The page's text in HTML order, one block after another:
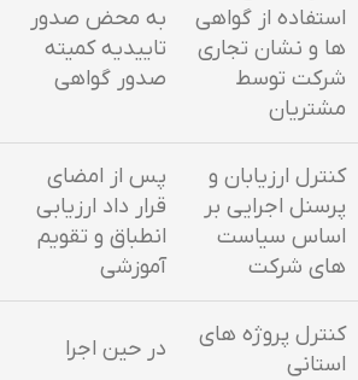
استفاده از گواهی
ها و نشان تجاری
شرکت توسط
مشتریان
به محض صدور
تاییدیه کمیته
صدور گواهی
کنترل ارزیابان و
پرسنل اجرایی بر
اساس سیاست
های شرکت
پس از امضای
قرار داد ارزیابی
انطباق و تقویم
آموزشی
کنترل پروژه های
استانی
در حین اجرا